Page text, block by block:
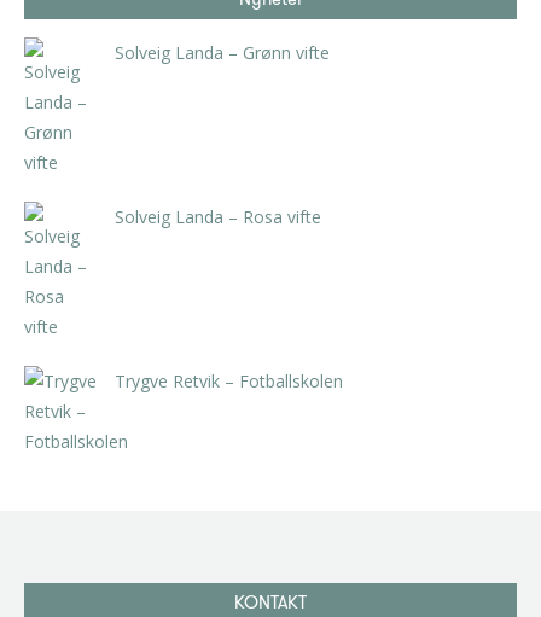
Solveig Landa – Grønn vifte
Solveig Landa – Rosa vifte
Trygve Retvik – Fotballskolen
KONTAKT